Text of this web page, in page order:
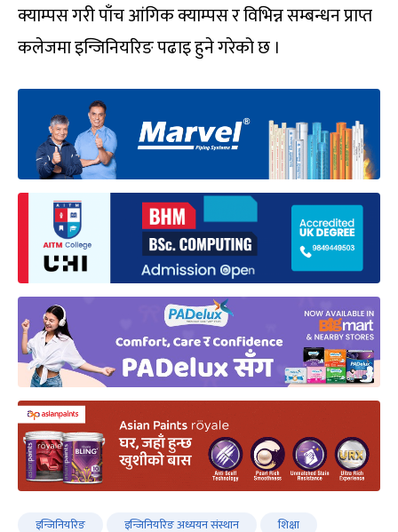
क्याम्पस गरी पाँच आंगिक क्याम्पस र विभिन्न सम्बन्धन प्राप्त
कलेजमा इन्जिनियरिङ पढाइ हुने गरेको छ ।
इन्जिनियरिङ इन्जिनियरिङ अध्ययन संस्थान शिक्षा